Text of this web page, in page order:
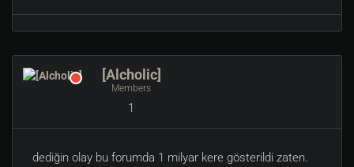
[Alcholic]
Members
1
dediğin olay bu forumda 1 milyar kere gösterildi zaten.